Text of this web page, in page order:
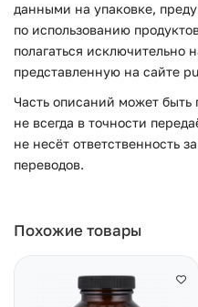
данными на упаковке,
по использованию
полагаться исключительно
представленную на сайте
Часть описаний может быть
не всегда в точности
не несёт ответственность
переводов.
Похожие товары